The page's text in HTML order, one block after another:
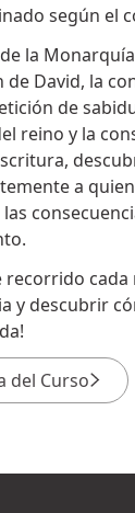
según el
la
David, la
de
reino y la
a
recorrido
y descubrir
del Curso